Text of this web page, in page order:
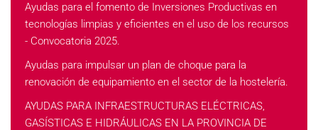
Ayudas para el fomento de Inversiones Productivas en
tecnologías limpias y eficientes en el uso de los recursos
- Convocatoria 2025.
Ayudas para impulsar un plan de choque para la
renovación de equipamiento en el sector de la hostelería.
AYUDAS PARA INFRAESTRUCTURAS ELÉCTRICAS,
GASÍSTICAS E HIDRÁULICAS EN LA PROVINCIA DE